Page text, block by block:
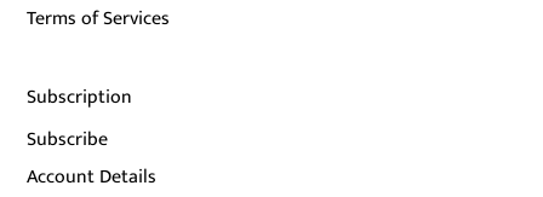
Terms of Services
Subscription
Subscribe
Account Details